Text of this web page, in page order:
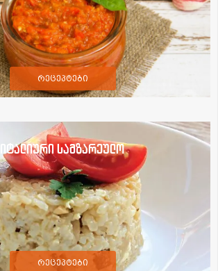
რეცეპტები
იტალიური სამზარეულო
რეცეპტები